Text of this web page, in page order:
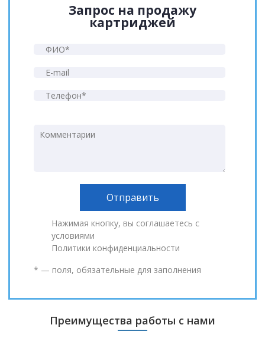
Запрос на продажу
картриджей
Нажимая кнопку, вы соглашаетесь с
условиями
Политики конфиденциальности
* — поля, обязательные для заполнения
Преимущества работы с нами